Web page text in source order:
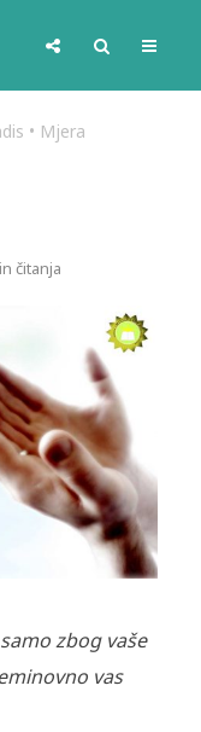
• Mjera
čitanja
zbog vaše
vas